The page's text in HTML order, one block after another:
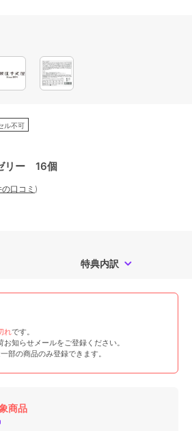
ル不可
リー 16個
口コミ )
特典内訳
れです。
知らせメールをご登録ください。
部の商品のみ登録できます。
商品